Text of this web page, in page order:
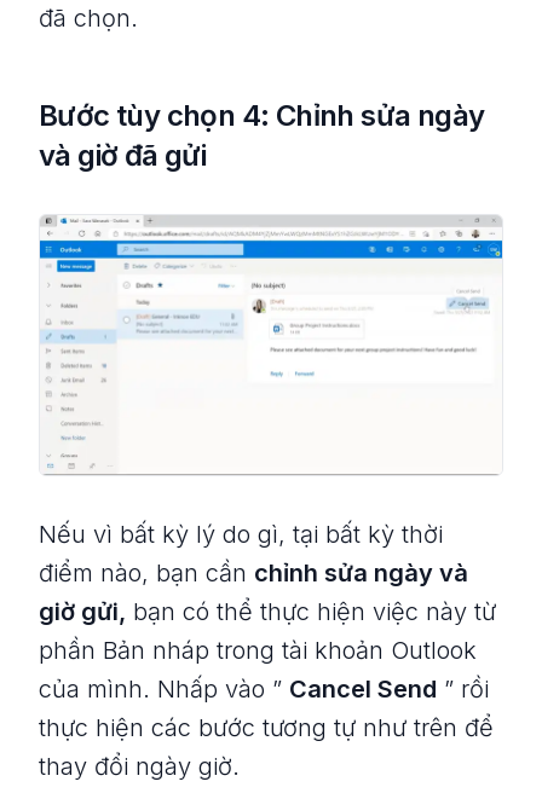
đã chọn.
Bước tùy chọn 4: Chỉnh sửa ngày
và giờ đã gửi
Nếu vì bất kỳ lý do gì, tại bất kỳ thời
điểm nào, bạn cần chỉnh sửa ngày và
giờ gửi, bạn có thể thực hiện việc này từ
phần Bản nháp trong tài khoản Outlook
của mình. Nhấp vào ” Cancel Send ” rồi
thực hiện các bước tương tự như trên để
thay đổi ngày giờ.